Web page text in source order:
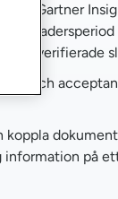
på Gartner
verifierade
och
koppla
information på